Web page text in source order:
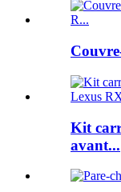
Kit
avant...